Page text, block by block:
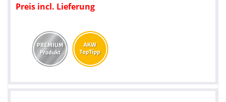
Preis incl. Lieferung